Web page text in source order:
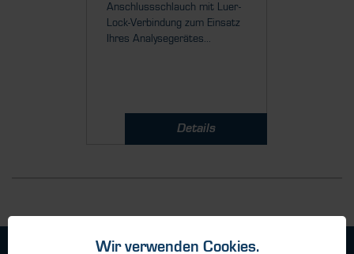
Anschlussschlauch mit Luer-
Lock-Verbindung zum Einsatz
Ihres Analysegerätes...
Details
Wir verwenden Cookies.